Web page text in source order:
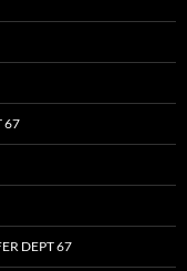
67
DEPT 67